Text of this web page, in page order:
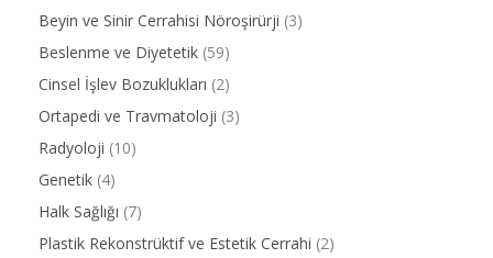
Beyin ve Sinir Cerrahisi Nöroşirürji (3)
Beslenme ve Diyetetik (59)
Cinsel İşlev Bozuklukları (2)
Ortapedi ve Travmatoloji (3)
Radyoloji (10)
Genetik (4)
Halk Sağlığı (7)
Plastik Rekonstrüktif ve Estetik Cerrahi (2)